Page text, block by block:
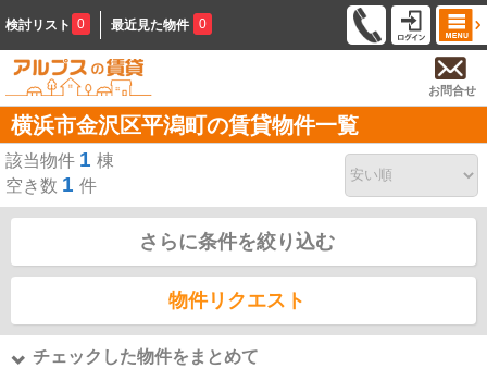
検討リスト 0 最近見た物件 0
お問合せ
横浜市金沢区平潟町の賃貸物件一覧
該当物件 1 棟
空き数 1 件
さらに条件を絞り込む
物件リクエスト
チェックした物件をまとめて